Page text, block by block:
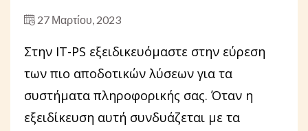
27 Μαρτίου, 2023
Στην IT-PS εξειδικευόμαστε στην εύρεση
των πιο αποδοτικών λύσεων για τα
συστήματα πληροφορικής σας. Όταν η
εξειδίκευση αυτή συνδυάζεται με τα